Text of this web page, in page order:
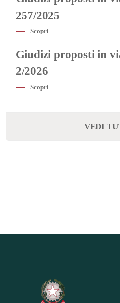
257/2025
Scopri
Giudizi proposti in
2/2026
Scopri
VEDI